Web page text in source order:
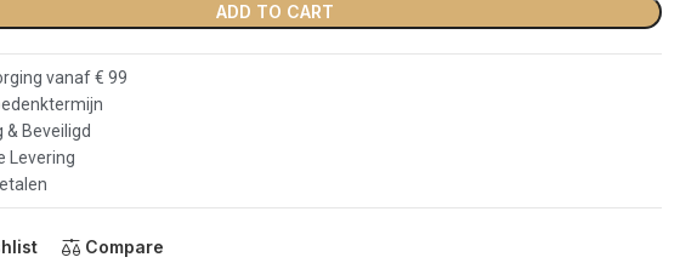
ADD TO CART
vanaf € 99
& Beveiligd
Levering
Compare